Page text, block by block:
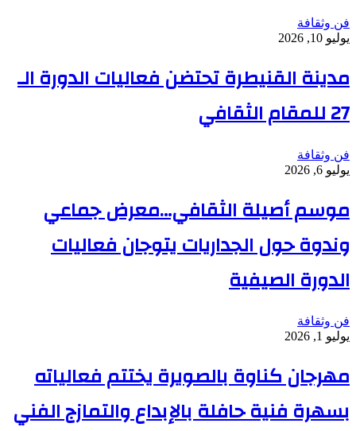
فن وثقافة
يوليو 10, 2026
مدينة القنيطرة تحتضن فعاليات الدورة الـ
27 للمقام الثقافي
فن وثقافة
يوليو 6, 2026
موسم أصيلة الثقافي…معرض جماعي
وندوة حول الجداريات يتوجان فعاليات
الدورة الصيفية
فن وثقافة
يوليو 1, 2026
مهرجان كناوة بالصويرة يختتم فعالياته
بسهرة فنية حافلة بالإبداع والتمازج الفني